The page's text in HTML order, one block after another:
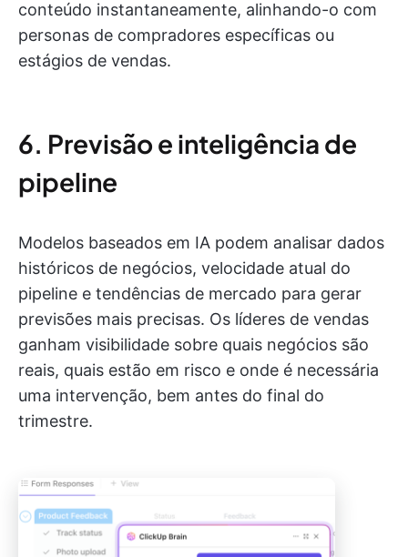
conteúdo instantaneamente, alinhando-o com
personas de compradores específicas ou
estágios de vendas.
6. Previsão e inteligência de
pipeline
Modelos baseados em IA podem analisar dados
históricos de negócios, velocidade atual do
pipeline e tendências de mercado para gerar
previsões mais precisas. Os líderes de vendas
ganham visibilidade sobre quais negócios são
reais, quais estão em risco e onde é necessária
uma intervenção, bem antes do final do
trimestre.